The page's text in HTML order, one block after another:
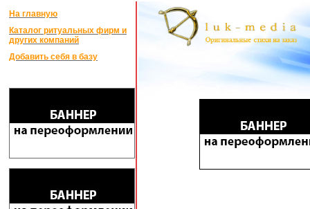
На главную
Каталог ритуальных фирм и
других компаний
Добавить себя в базу